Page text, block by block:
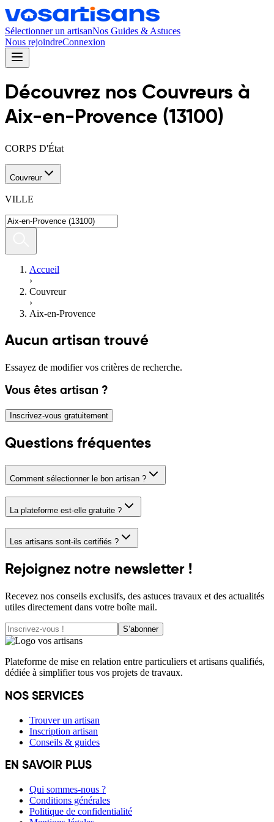
Sélectionner un artisanNos Guides & Astuces
Nous rejoindreConnexion
Découvrez nos Couvreurs à
Aix-en-Provence (13100)
CORPS D'État
Couvreur
VILLE
Accueil
›
Couvreur
›
Aix-en-Provence
Aucun artisan trouvé
Essayez de modifier vos critères de recherche.
Vous êtes artisan ?
Inscrivez-vous gratuitement
Questions fréquentes
Comment sélectionner le bon artisan ?
La plateforme est-elle gratuite ?
Les artisans sont-ils certifiés ?
Rejoignez notre newsletter !
Recevez nos conseils exclusifs, des astuces travaux et des actualités
utiles directement dans votre boîte mail.
S’abonner
Plateforme de mise en relation entre particuliers et artisans qualifiés,
dédiée à simplifier tous vos projets de travaux.
NOS SERVICES
Trouver un artisan
Inscription artisan
Conseils & guides
EN SAVOIR PLUS
Qui sommes-nous ?
Conditions générales
Politique de confidentialité